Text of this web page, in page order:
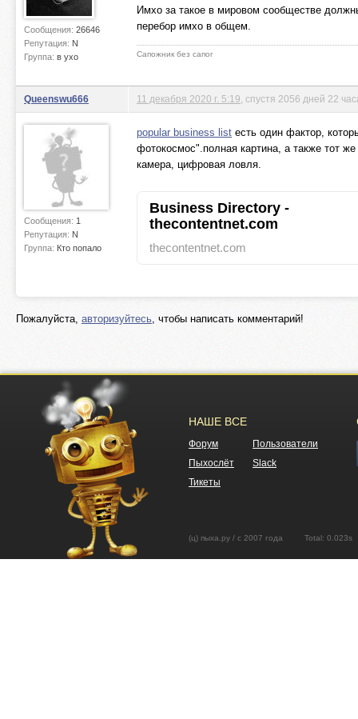
Сообщения: 26646
Репутация: N
Группа: в ухо
Имхо за такое в мировом сообществе
перебор имхо в общем.
Сапожник без сапог
Queenswu666
Сообщения: 1
Репутация: N
Группа: Кто попало
11 декабря 2020 г. 5:19 , спустя 2056 дней 22
popular business list есть один фактор,
фотокосмос".полная картина, а также тот
камера, цифровая ловля.
Business Directory -
thecontentnet.com
thecontentnet.com
Пожалуйста, авторизуйтесь, чтобы написать комментарий!
НАШЕ ВСЕ
Форум
Пользователи
Пыхослёт
Slack
Тикеты
(ц) пыха.ру / с 2007 года Total: